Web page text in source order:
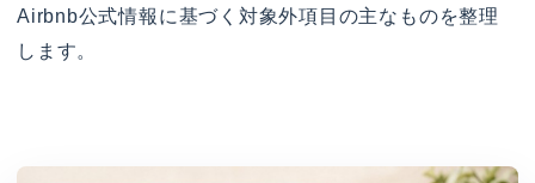
Airbnb公式情報に基づく対象外項目の主なものを整理
します。